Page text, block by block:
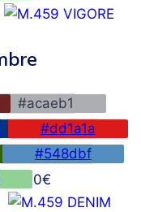
#acaeb1
#dd1a1a
#548dbf
45,00€